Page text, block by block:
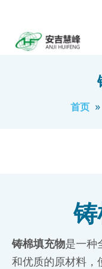
首页 »
铸棉填充物是一种
和优质的原材料，